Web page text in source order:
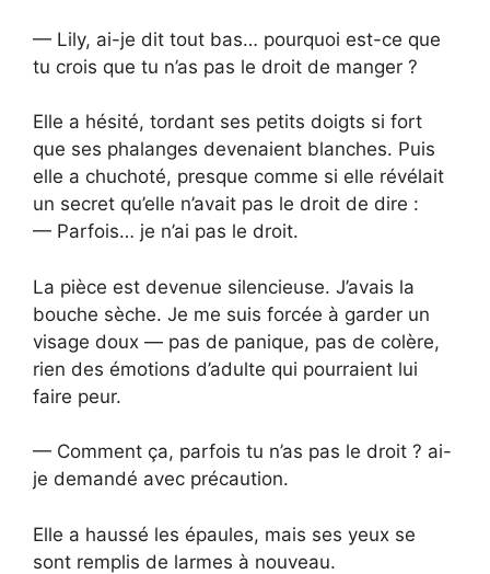
— Lily, ai-je dit tout bas… pourquoi est-ce que
tu crois que tu n’as pas le droit de manger ?
Elle a hésité, tordant ses petits doigts si fort
que ses phalanges devenaient blanches. Puis
elle a chuchoté, presque comme si elle révélait
un secret qu’elle n’avait pas le droit de dire :
— Parfois… je n’ai pas le droit.
La pièce est devenue silencieuse. J’avais la
bouche sèche. Je me suis forcée à garder un
visage doux — pas de panique, pas de colère,
rien des émotions d’adulte qui pourraient lui
faire peur.
— Comment ça, parfois tu n’as pas le droit ? ai-
je demandé avec précaution.
Elle a haussé les épaules, mais ses yeux se
sont remplis de larmes à nouveau.